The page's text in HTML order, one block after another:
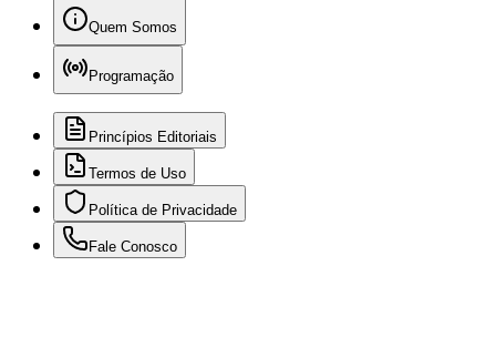
Quem Somos
Programação
Princípios Editoriais
Termos de Uso
Política de Privacidade
Fale Conosco